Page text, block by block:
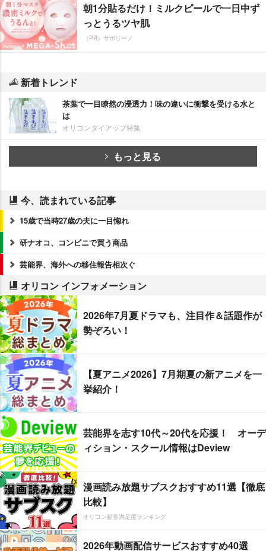
朝1分貼るだけ！ミルクピールで一日中ず
っとうるツヤ肌
（PR）サボリーノ
新着トレンド
茶葉で一目瞭然の浸透力！味の違いに衝撃を受ける水と
は
オリコンタイアップ特集
もっと見る
今、読まれている記事
15歳で当時27歳の夫に一目惚れ
研ナオコ、コンビニで買う商品
芸能界、海外への移住報告相次ぐ
オリコン インフォメーション
2026年7月夏ドラマも、注目作＆話題作が
勢ぞろい！
【夏アニメ2026】7月期夏の新アニメを一
挙紹介！
芸能界を志す10代～20代を応援！ オーデ
ィション・スクール情報はDeview
漫画読み放題サブスクおすすめ11選【徹底
比較】
オリコン顧客満足度ランキング
2026年動画配信サービスおすすめ40選